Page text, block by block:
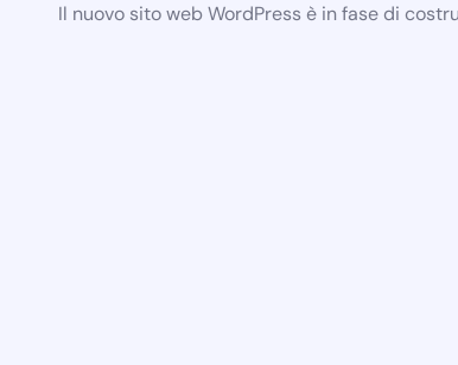
Il nuovo sito web WordPress è in fase di